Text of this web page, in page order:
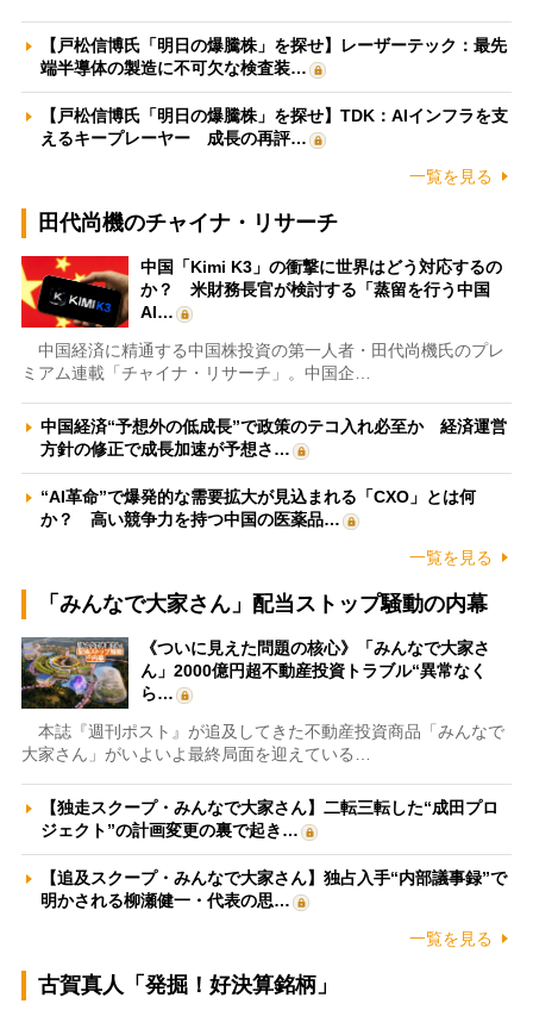
【戸松信博氏「明日の爆騰株」を探せ】レーザーテック：最先
端半導体の製造に不可欠な検査装…
【戸松信博氏「明日の爆騰株」を探せ】TDK：AIインフラを支
えるキープレーヤー 成長の再評…
一覧を見る
田代尚機のチャイナ・リサーチ
中国「Kimi K3」の衝撃に世界はどう対応するの
か？ 米財務長官が検討する「蒸留を行う中国
AI…
中国経済に精通する中国株投資の第一人者・田代尚機氏のプレ
ミアム連載「チャイナ・リサーチ」。中国企…
中国経済“予想外の低成長”で政策のテコ入れ必至か 経済運営
方針の修正で成長加速が予想さ…
“AI革命”で爆発的な需要拡大が見込まれる「CXO」とは何
か？ 高い競争力を持つ中国の医薬品…
一覧を見る
「みんなで大家さん」配当ストップ騒動の内幕
《ついに見えた問題の核心》「みんなで大家さ
ん」2000億円超不動産投資トラブル“異常なく
ら…
本誌『週刊ポスト』が追及してきた不動産投資商品「みんなで
大家さん」がいよいよ最終局面を迎えている…
【独走スクープ・みんなで大家さん】二転三転した“成田プロ
ジェクト”の計画変更の裏で起き…
【追及スクープ・みんなで大家さん】独占入手“内部議事録”で
明かされる柳瀬健一・代表の思…
一覧を見る
古賀真人「発掘！好決算銘柄」